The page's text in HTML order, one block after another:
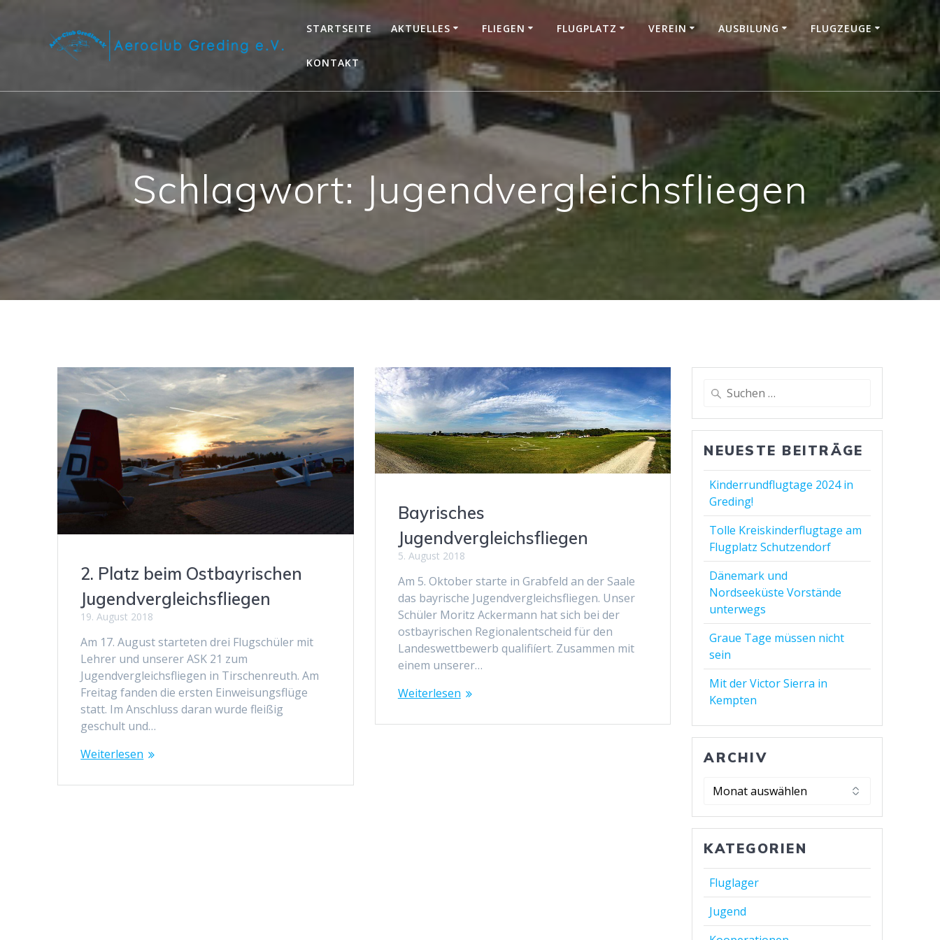
STARTSEITE AKTUELLES FLIEGEN FLUGPLATZ VEREIN AUSBILUNG FLUGZEUGE
KONTAKT
Schlagwort: Jugendvergleichsfliegen
2. Platz beim Ostbayrischen
Jugendvergleichsfliegen
19. August 2018
Am 17. August starteten drei Flugschüler mit
Lehrer und unserer ASK 21 zum
Jugendvergleichsfliegen in Tirschenreuth. Am
Freitag fanden die ersten Einweisungsflüge
statt. Im Anschluss daran wurde fleißig
geschult und…
Weiterlesen
Bayrisches
Jugendvergleichsfliegen
5. August 2018
Am 5. Oktober starte in Grabfeld an der Saale
das bayrische Jugendvergleichsfliegen. Unser
Schüler Moritz Ackermann hat sich bei der
ostbayrischen Regionalentscheid für den
Landeswettbewerb qualifiíert. Zusammen mit
einem unserer…
Weiterlesen
NEUESTE BEITRÄGE
Kinderrundflugtage 2024 in
Greding!
Tolle Kreiskinderflugtage am
Flugplatz Schutzendorf
Dänemark und
Nordseeküste Vorstände
unterwegs
Graue Tage müssen nicht
sein
Mit der Victor Sierra in
Kempten
ARCHIV
KATEGORIEN
Fluglager
Jugend